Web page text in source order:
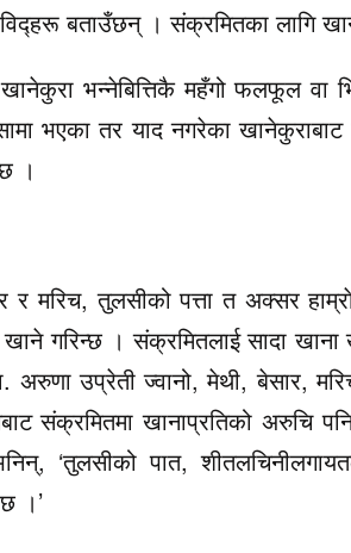
बताउँछन् । संक्रमितका लागि
भन्नेबित्तिकै महँगो फलफूल वा
भएका तर याद नगरेका खानेकुराबाट
।
र मरिच, तुलसीको पत्ता त अक्सर
गरिन्छ । संक्रमितलाई सादा
अरुणा उप्रेती ज्वानो, मेथी, बेसार,
संक्रमितमा खानाप्रतिको अरुचि
‘तुलसीको पात,
।’